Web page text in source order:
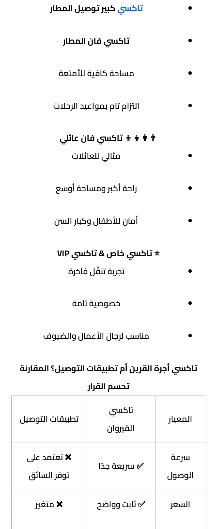
تاكسيكبير توصيل المطار
تاكسي فان المطار
مساحة كافية للأمتعة
التزام تام بمواعيد الرحلات
👨‍👩‍👧‍👦تاكسي فان عائلي
مثالي للعائلات
راحة أكبر ومساحة أوسع
أمان للأطفال وكبار السن
⭐تاكسي خاص & تاكسي VIP
تجربة تنقّل فاخرة
خصوصية تامة
مناسب لرجال الأعمال والضيوف
تاكسي أجرة القرين أم تطبيقات التوصيل؟ المقارنة
تحسم القرار
المعيار
تاكسي
القيروان
تطبيقات التوصيل
سرعة
الوصول
✅ سريعة جدًا
❌ تعتمد على
توفر السائق
السعر
✅ ثابت وواضح
❌ متغير